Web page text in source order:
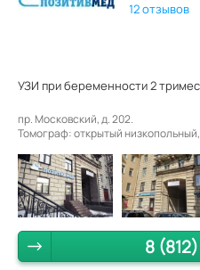
12 отзывов
УЗИ при беременности 2
пр. Московский, д. 202.
Томограф: открытый
8